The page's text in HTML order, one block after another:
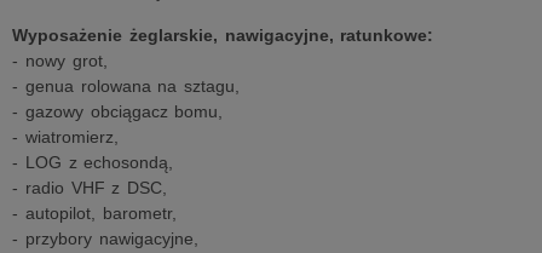
Wyposażenie żeglarskie, nawigacyjne, ratunkowe:
- nowy grot,
- genua rolowana na sztagu,
- gazowy obciągacz bomu,
- wiatromierz,
- LOG z echosondą,
- radio VHF z DSC,
- autopilot, barometr,
- przybory nawigacyjne,